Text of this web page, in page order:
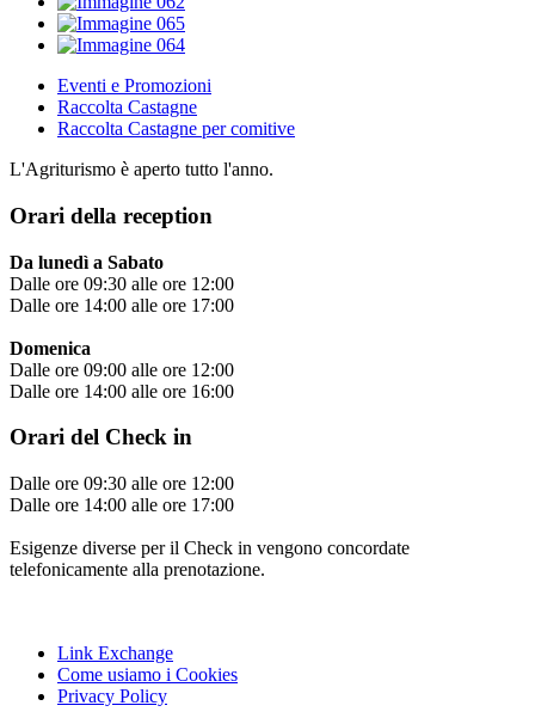
Eventi e Promozioni
Raccolta Castagne
Raccolta Castagne per comitive
L'Agriturismo è aperto tutto l'anno.
Orari della reception
Da lunedì a Sabato
Dalle ore 09:30 alle ore 12:00
Dalle ore 14:00 alle ore 17:00
Domenica
Dalle ore 09:00 alle ore 12:00
Dalle ore 14:00 alle ore 16:00
Orari del Check in
Dalle ore 09:30 alle ore 12:00
Dalle ore 14:00 alle ore 17:00
Esigenze diverse per il Check in vengono concordate
telefonicamente alla prenotazione.
Link Exchange
Come usiamo i Cookies
Privacy Policy